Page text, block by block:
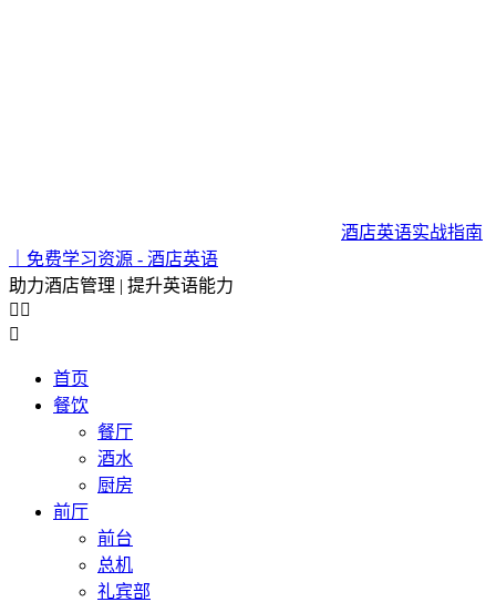
酒店英语实战指南
｜免费学习资源 - 酒店英语
助力酒店管理 | 提升英语能力
 

首页
餐饮
餐厅
酒水
厨房
前厅
前台
总机
礼宾部